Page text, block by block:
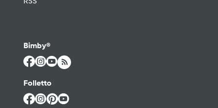
Bimby®
Folletto